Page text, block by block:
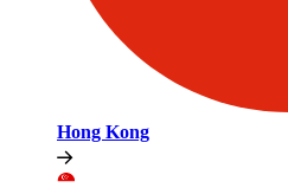
Hong Kong​​